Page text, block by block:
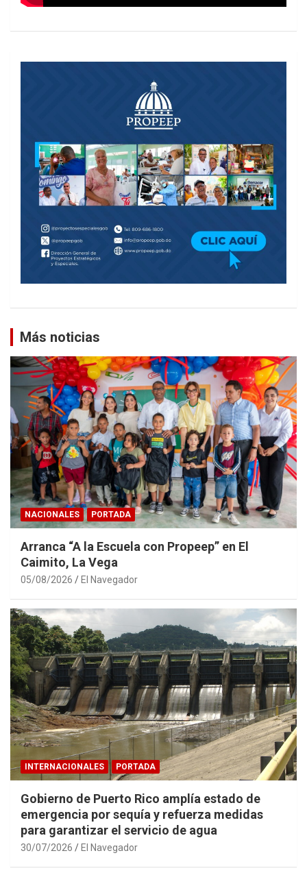
Más noticias
NACIONALES PORTADA
Arranca “A la Escuela con Propeep” en El
Caimito, La Vega
05/08/2026 El Navegador
INTERNACIONALES PORTADA
Gobierno de Puerto Rico amplía estado de
emergencia por sequía y refuerza medidas
para garantizar el servicio de agua
30/07/2026 El Navegador